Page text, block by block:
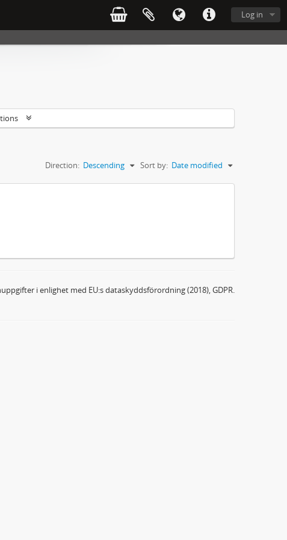
Log in
Sort by: Date modified
Direction: Descending
i enlighet med EU:s dataskyddsförordning (2018), GDPR.